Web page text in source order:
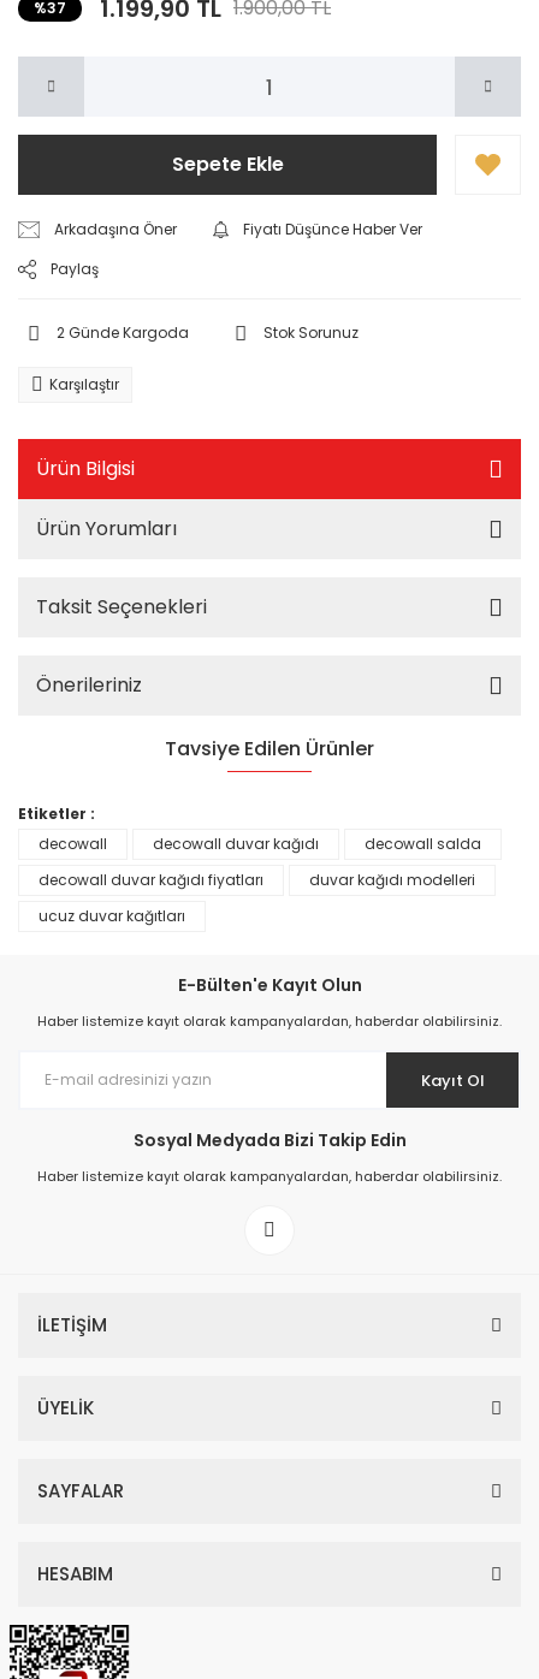
%37 1.199,90 TL 1.900,00 TL
Sepete Ekle
Arkadaşına Öner
Fiyatı Düşünce Haber Ver
Paylaş
2 Günde Kargoda Stok Sorunuz
Karşılaştır
Ürün Bilgisi
Ürün Yorumları
Taksit Seçenekleri
Önerileriniz
Tavsiye Edilen Ürünler
Prime ArtDECO Duvar Kağıdı Tutkalı 500 gr
149,00 TL
Etiketler :
decowall
decowall duvar kağıdı
decowall salda
decowall duvar kağıdı fiyatları
duvar kağıdı modelleri
ucuz duvar kağıtları
E-Bülten'e Kayıt Olun
Haber listemize kayıt olarak kampanyalardan, haberdar olabilirsiniz.
Kayıt Ol
Sosyal Medyada Bizi Takip Edin
Haber listemize kayıt olarak kampanyalardan, haberdar olabilirsiniz.
İLETİŞİM
ÜYELİK
SAYFALAR
HESABIM